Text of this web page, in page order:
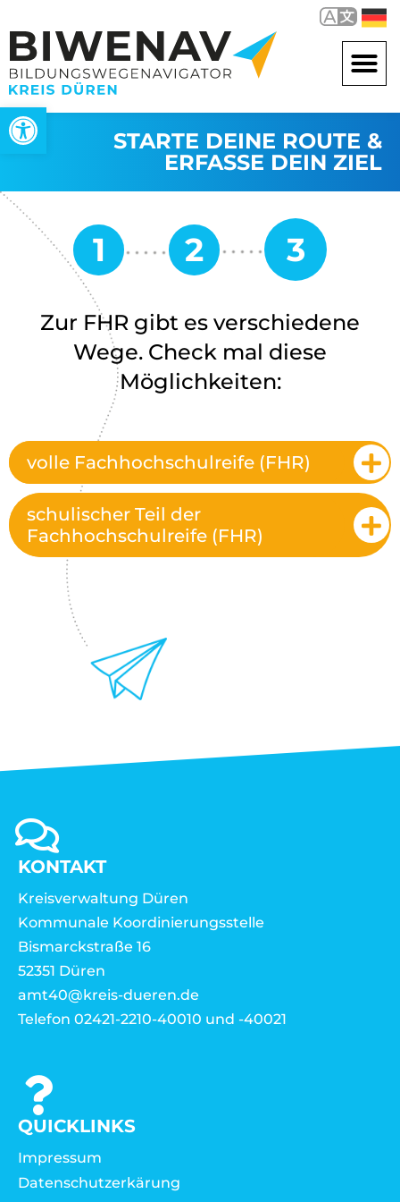
Werkzeugleiste öffnen
STARTE DEINE ROUTE &
ERFASSE DEIN ZIEL
Zur FHR gibt es verschiedene
Wege. Check mal diese
Möglichkeiten:
volle Fachhochschulreife (FHR)
schulischer Teil der
Fachhochschulreife (FHR)
KONTAKT
Kreisverwaltung Düren
Kommunale Koordinierungsstelle
Bismarckstraße 16
52351 Düren
amt40@kreis-dueren.de
Telefon 02421-2210-40010 und -40021
QUICKLINKS
Impressum
Datenschutzerkärung